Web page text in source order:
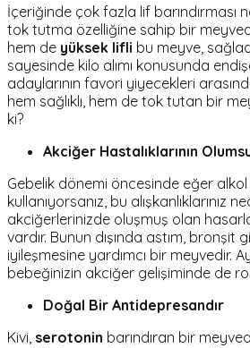
İçeriğinde çok fazla lif barındırması
tok tutma özelliğine sahip bir
hem de yüksek lifli bu meyve,
sayesinde kilo alımı konusunda
adaylarının favori yiyecekleri
hem sağlıklı, hem de tok tutan bir
ki?
Akciğer Hastalıklarının
Gebelik dönemi öncesinde eğer
kullanıyorsanız, bu alışkanlıklarınız
akciğerlerinizde oluşmuş olan
vardır. Bunun dışında astım, bronşit
iyileşmesine yardımcı bir meyvedir.
bebeğinizin akciğer gelişiminde de
Doğal Bir Antidepresandır
Kivi, serotonin barındıran bir